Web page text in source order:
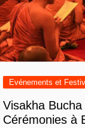
Evénements et
Visakha
Cérémonies à